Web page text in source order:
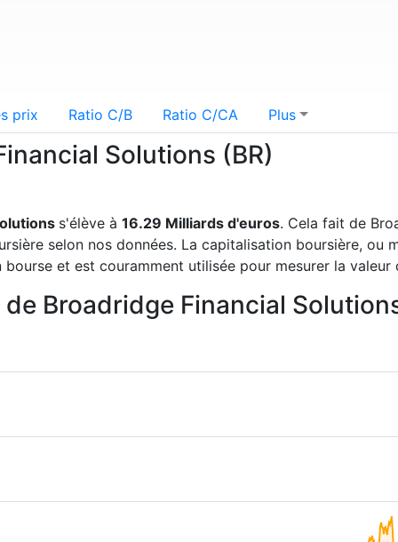
prix Ratio C/B Ratio C/CA Plus
Solutions (BR)
s'élève à 16.29 Milliards d'euros. Cela fait de
selon nos données. La capitalisation boursière, ou
et est couramment utilisée pour mesurer la valeur
Broadridge Financial